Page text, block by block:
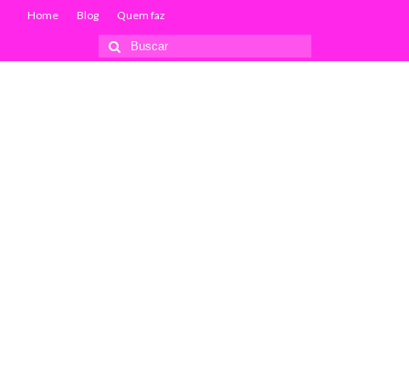
Home Blog Quem faz
Buscar
por: